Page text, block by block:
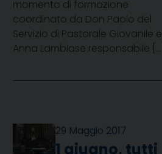
momento di formazione
coordinato da Don Paolo del
Servizio di Pastorale Giovanile e
Anna Lambiase responsabile […]
29 Maggio 2017
1 giugno, tutti